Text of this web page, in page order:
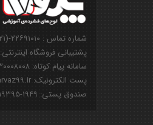
شماره تماس : ۲۲۶۹۱۰۱۰-(۰۲۱)
پشتیبانی فروشگاه اینترنتی: ۰۹۱۲۸۵۰۱۱۲۵
سامانه پیام کوتاه: ۳۰۰۰۸۰۰۸
پست الکترونیک: info@parvaz99.ir
صندوق پستی: ۱۹۴۹-۱۹۳۹۵